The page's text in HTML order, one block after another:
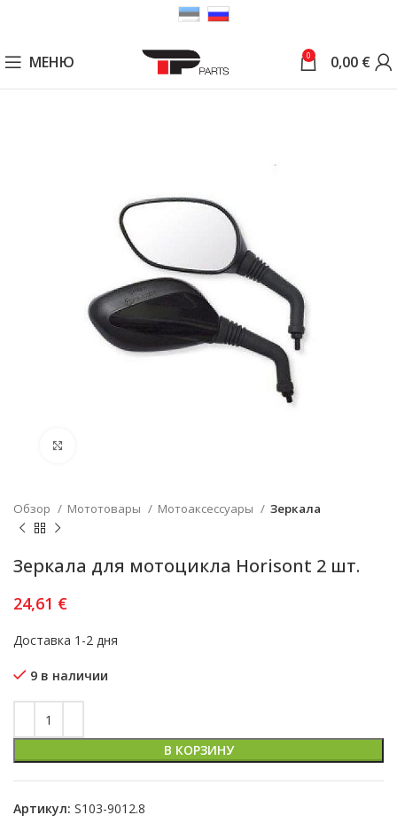
МЕНЮ 0 0,00 €
Обзор Мототовары Мотоаксессуары Зеркала
Зеркала для мотоцикла Horisont 2 шт.
24,61 €
Доставка 1-2 дня
9 в наличии
В КОРЗИНУ
Артикул: S103-9012.8